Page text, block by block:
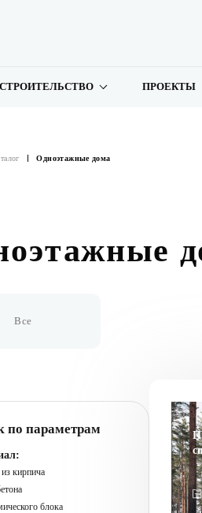
СТРОИТЕЛЬСТВО ПРОЕКТЫ
Одноэтажные дома
Все
по параметрам
кирпича
блока